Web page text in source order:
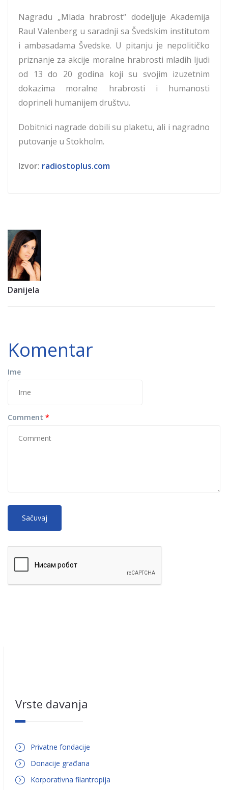
Nagradu „Mlada hrabrost“ dodeljuje Akademija
Raul Valenberg u saradnji sa Švedskim institutom
i ambasadama Švedske. U pitanju je nepolitičko
priznanje za akcije moralne hrabrosti mladih ljudi
od 13 do 20 godina koji su svojim izuzetnim
dokazima moralne hrabrosti i humanosti
doprineli humanijem društvu.
Dobitnici nagrade dobili su plaketu, ali i nagradno
putovanje u Stokholm.
Izvor: radiostoplus.com
Danijela
Komentar
Ime
Comment *
No
HTML
Web page addresses and e-mail addresses turn into links
Lines and paragraphs break automatically.
Vrste davanja
Privatne fondacije
Donacije građana
Korporativna filantropija